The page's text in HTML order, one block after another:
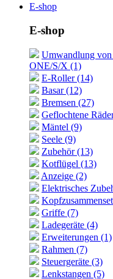
E-shop
E-shop
Umwandlung
ONE/S/X (1)
E-Roller (14)
Basar (12)
Bremsen (27)
Geflochtene
Mäntel (9)
Seele (9)
Zubehör (13)
Kotflügel (13)
Anzeige (2)
Elektrisches
Griffe (7)
Ladegeräte (4)
Erweiterungen (1)
Rahmen (7)
Steuergeräte (3)
Lenkstangen (5)